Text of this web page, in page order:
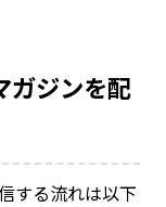
ジンを配
する流れは以下